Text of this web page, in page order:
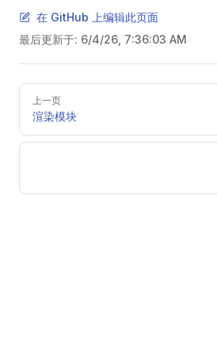
在 GitHub 上编辑此页面
最后更新于: 6/4/26, 7:36:03 AM
Pager
上一页
渲染模块